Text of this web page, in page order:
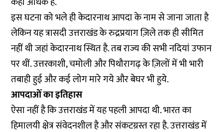
इस घटना को भले ही केदारनाथ आपदा के नाम से जाना जाता है
लेकिन यह त्रासदी उत्तराखंड के रुद्रप्रयाग ज़िले तक ही सीमित
नहीं थी जहां केदारनाथ स्थित है. तब राज्य की सभी नदियां उफान
पर थीं. उत्तरकाशी, चमोली और पिथौरागढ़ के ज़िलों में भी भारी
तबाही हुई और कई लोग मारे गये और बेघर भी हुये.
आपदाओं का इतिहास
ऐसा नहीं है कि उत्तराखंड में यह पहली आपदा थी. भारत का
हिमालयी क्षेत्र संवेदनशील है और संकटग्रस्त रहा है. उत्तराखंड में